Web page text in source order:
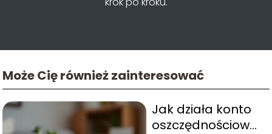
Może Cię również zainteresować
Jak działa konto
oszczędnościowe?